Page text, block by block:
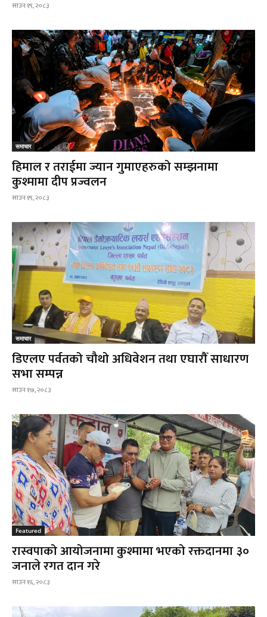
साउन १९, २०८३
समाचार
हिमाल र तराईमा ज्यान गुमाएहरुको सम्झनामा
कुश्मामा दीप प्रज्वलन
साउन १९, २०८३
समाचार
डिएलए पर्वतको चौथो अधिवेशन तथा एघारौँ साधारण
सभा सम्पन्न
साउन १७, २०८३
Featured
रास्वपाको आयोजनामा कुश्मामा भएको रक्तदानमा ३०
जनाले रगत दान गरे
साउन १६, २०८३